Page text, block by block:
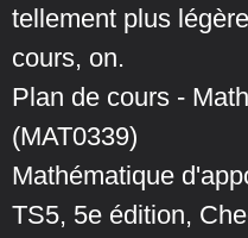
tellement plus
cours, on.
Plan de cours -
(MAT0339)
Mathématique
TS5, 5e édition,